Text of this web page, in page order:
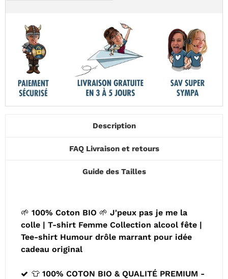
Description
FAQ Livraison et retours
Guide des Tailles
🌱 100% Coton BIO 🌱 J'peux pas je me la
colle | T-shirt Femme Collection alcool fête |
Tee-shirt Humour drôle marrant pour idée
cadeau original
👕 100% COTON BIO & QUALITÉ PREMIUM -